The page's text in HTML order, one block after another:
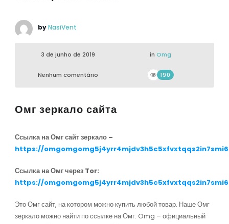
byNasiVent
3 de junho de 2019 in Omg
Nenhum comentário 190
Омг зеркало сайта
Ссылка на Омг сайт зеркало –
https://
Ссылка на Омг через Tor:
https://
Это Омг сайт, на котором можно купить любой товар. Наше Омг
зеркало можно найти по ссылке на Омг. Omg – официальный